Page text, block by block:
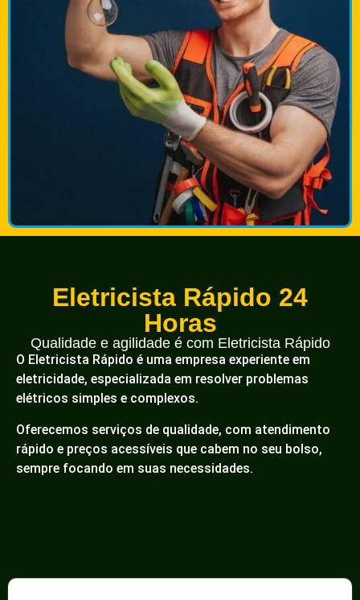
Eletricista Rápido 24
Horas
Qualidade e agilidade é com Eletricista Rápido
O Eletricista Rápido é uma empresa experiente em
eletricidade, especializada em resolver problemas
elétricos simples e complexos.
Oferecemos serviços de qualidade, com atendimento
rápido e preços acessíveis que cabem no seu bolso,
sempre focando em suas necessidades.